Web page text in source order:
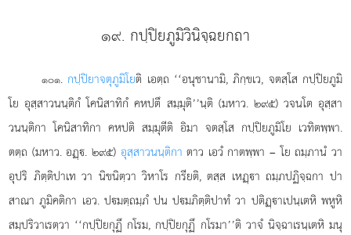
๑๙. กปฺปิยภูมิวินิจฺฉยกถา
๑๐๑. กปฺปิยาจตุภูมิโยติ เอตฺถ ‘‘อนุชานามิ, ภิกฺขเว, จตสฺโส กปฺปิยภูมิ
โย อุสฺสาวนนฺติกํ โคนิสาทิกํ คหปตึ สมฺมุติ’’นฺติ (มหาว. ๒๙๕) วจนโต อุสฺสา
วนนฺติกา โคนิสาทิกา คหปติ สมฺมุตีติ อิมา จตสฺโส กปฺปิยภูมิโย เวทิตพฺพา.
ตตฺถ (มหาว. อฏฺ. ๒๙๕) อุสฺสาวนนฺติกา ตาว เอวํ กาตพฺพา – โย ถมฺภานํ วา
อุปริ ภิตฺติปาเท วา นิขนิตฺวา วิหาโร กรียติ, ตสฺส เหฏฺา ถมฺภปฏิจฺฉกา ปา
สาณา ภูมิคติกา เอว. ปมตฺถมฺภํ ปน ปมภิตฺติปาทํ วา ปติฏฺาเปนฺเตหิ พหูหิ
สมฺปริวาเรตฺวา ‘‘กปฺปิยกุฏึ กโรม, กปฺปิยกุฏึ กโรมา’’ติ วาจํ นิจฺฉาเรนฺเตหิ มนุ